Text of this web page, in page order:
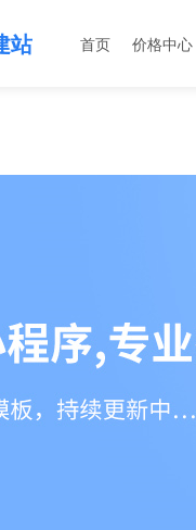
站 首页 价格中心